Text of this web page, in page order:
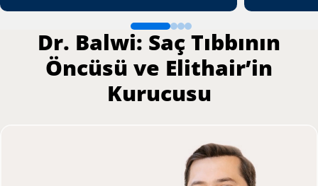
Dr. Balwi: Saç Tıbbının
Öncüsü ve Elithair’in
Kurucusu